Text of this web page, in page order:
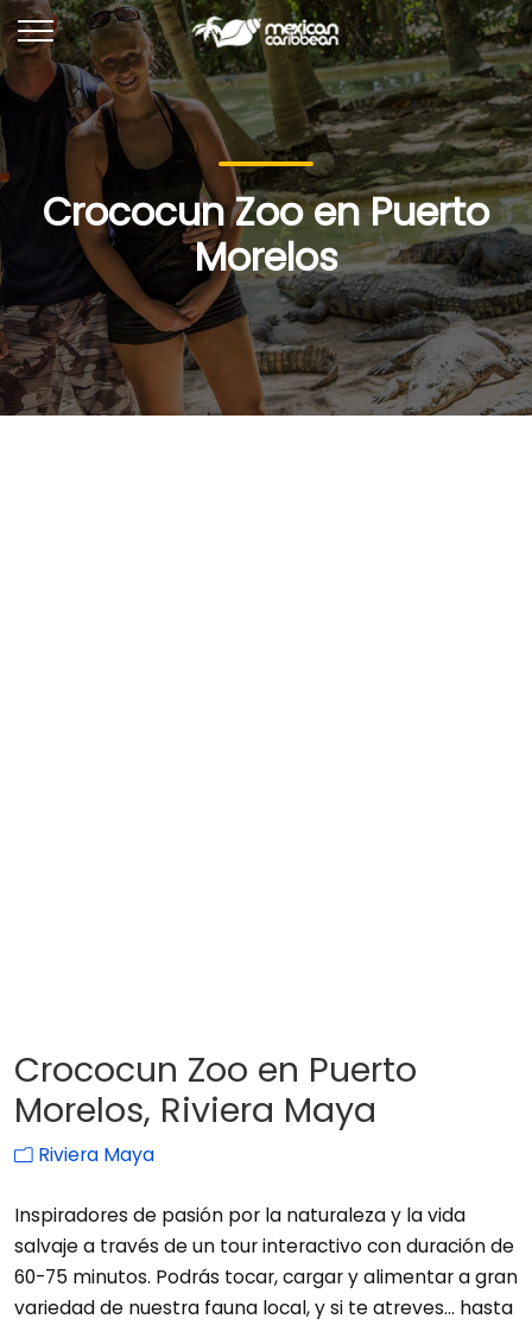
Crococun Zoo en Puerto
Morelos
Crococun Zoo en Puerto
Morelos, Riviera Maya
Riviera Maya
Inspiradores de pasión por la naturaleza y la vida
salvaje a través de un tour interactivo con duración de
60-75 minutos. Podrás tocar, cargar y alimentar a gran
variedad de nuestra fauna local, y si te atreves… hasta